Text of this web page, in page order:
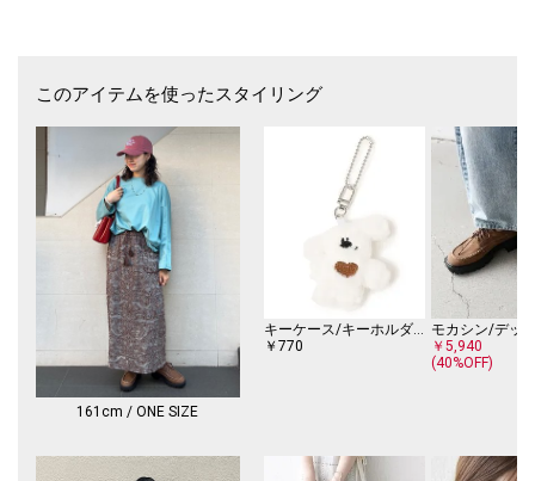
インド製ならではのナチュラルな風合いと繊細な柄が特徴です。
通気性が良く、軽やかで柔らかい肌触りが夏にピッタリの素材。
〈コーディネート・その他〉
シンプルなTシャツやタンクトップをインして、ウエストのデザインを活
かした着こなしがおすすめ。
-------------------------------------
生地の厚み：やや薄手
-------------------------------------
※過度な力や摩擦が加わると、縫い目の滑脱、生地の擦り切れや破れ、生
このアイテムを使ったスタイリング
161cm / ONE SIZE
キーケース/キーホルダー
￥770
￥5,940
(40%OFF)